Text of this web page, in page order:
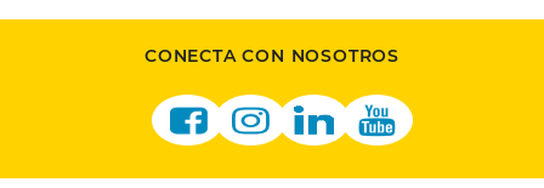
CONECTA CON NOSOTROS